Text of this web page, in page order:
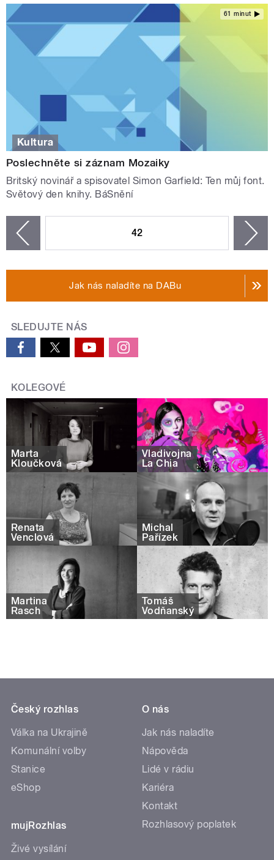
61 minut
Kultura
Poslechněte si záznam Mozaiky
Britský novinář a spisovatel Simon Garfield: Ten můj font.
Světový den knihy. BáSnění
42
Jak nás naladíte na DABu
SLEDUJTE NÁS
KOLEGOVÉ
Marta
Kloučková
Vladivojna
La Chia
Renata
Venclová
Michal
Pařízek
Martina
Rasch
Tomáš
Vodňanský
Český rozhlas
Válka na Ukrajině
Komunální volby
Stanice
eShop
mujRozhlas
Živé vysílání
O nás
Jak nás naladíte
Nápověda
Lidé v rádiu
Kariéra
Kontakt
Rozhlasový poplatek